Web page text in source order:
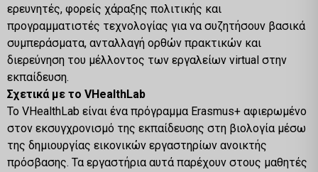
ερευνητές, φορείς χάραξης πολιτικής και
προγραμματιστές τεχνολογίας για να συζητήσουν βασικά
συμπεράσματα, ανταλλαγή ορθών πρακτικών και
διερεύνηση του μέλλοντος των εργαλείων virtual στην
εκπαίδευση.
Σχετικά με το VHealthLab
Το VHealthLab είναι ένα πρόγραμμα Erasmus+ αφιερωμένο
στον εκσυγχρονισμό της εκπαίδευσης στη βιολογία μέσω
της δημιουργίας εικονικών εργαστηρίων ανοικτής
πρόσβασης. Τα εργαστήρια αυτά παρέχουν στους μαθητές